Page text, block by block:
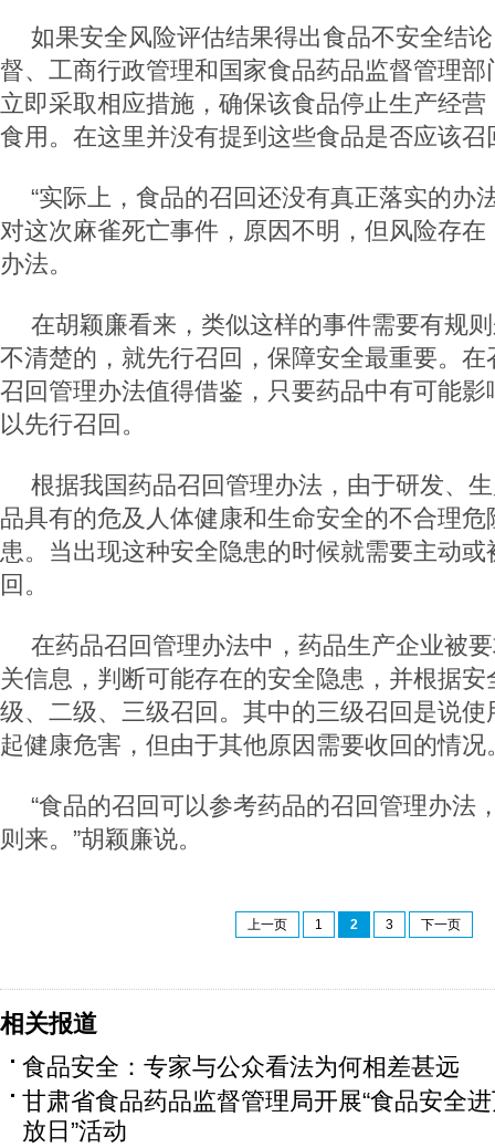
如果安全风险评估结果得出食品不安全结
督、工商行政管理和国家食品药品监督管理
立即采取相应措施，确保该食品停止生产经
食用。在这里并没有提到这些食品是否应该召
“实际上，食品的召回还没有真正落实的办
对这次麻雀死亡事件，原因不明，但风险存
办法。
在胡颖廉看来，类似这样的事件需要有规
不清楚的，就先行召回，保障安全最重要。
召回管理办法值得借鉴，只要药品中有可能
以先行召回。
根据我国药品召回管理办法，由于研发、
品具有的危及人体健康和生命安全的不合理
患。当出现这种安全隐患的时候就需要主动
回。
在药品召回管理办法中，药品生产企业被
关信息，判断可能存在的安全隐患，并根据
级、二级、三级召回。其中的三级召回是说
起健康危害，但由于其他原因需要收回的情况
“食品的召回可以参考药品的召回管理办法
则来。”胡颖廉说。
上一页 1 2 3 下一页
相关报道
食品安全：专家与公众看法为何相差甚远
甘肃省食品药品监督管理局开展“食品安全
放日”活动